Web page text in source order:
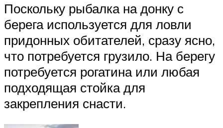
Поскольку рыбалка на донку с
берега используется для ловли
придонных обитателей, сразу ясно,
что потребуется грузило. На берегу
потребуется рогатина или любая
подходящая стойка для
закрепления снасти.